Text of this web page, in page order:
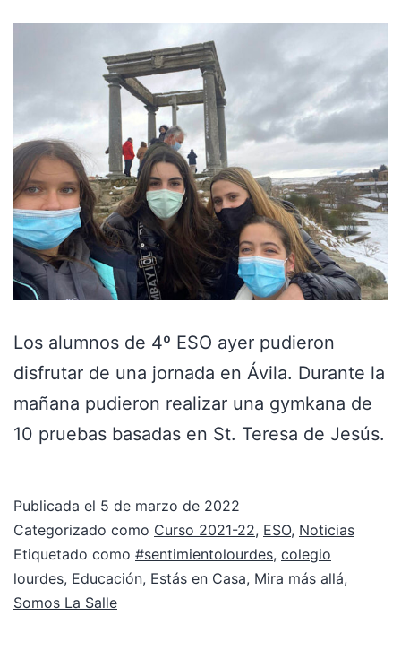
Los alumnos de 4º ESO ayer pudieron
disfrutar de una jornada en Ávila. Durante la
mañana pudieron realizar una gymkana de
10 pruebas basadas en St. Teresa de Jesús.
Publicada el 5 de marzo de 2022
Categorizado como Curso 2021-22, ESO, Noticias
Etiquetado como #sentimientolourdes, colegio
lourdes, Educación, Estás en Casa, Mira más allá,
Somos La Salle